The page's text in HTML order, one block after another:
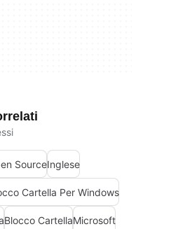
SourceInglese
Cartella Per Windows
Blocco CartellaMicrosoft